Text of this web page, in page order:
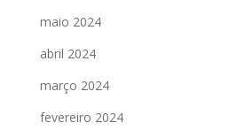
maio 2024
abril 2024
março 2024
fevereiro 2024